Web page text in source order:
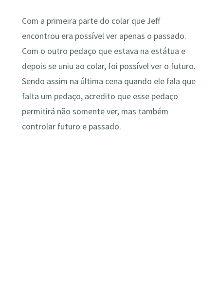
Com a primeira parte do colar que Jeff
encontrou era possível ver apenas o passado.
Com o outro pedaço que estava na estátua e
depois se uniu ao colar, foi possível ver o futuro.
Sendo assim na última cena quando ele fala que
falta um pedaço, acredito que esse pedaço
permitirá não somente ver, mas também
controlar futuro e passado.